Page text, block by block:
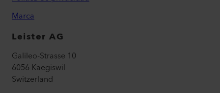
Marca
Leister AG
Galileo-Strasse 10
6056 Kaegiswil
Switzerland